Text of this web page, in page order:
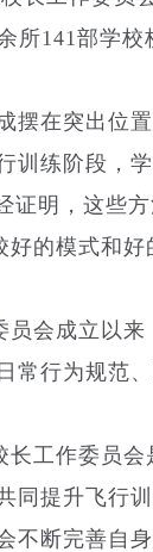
所141部学
摆在突出位
训练阶段，
证明，这些
的模式和
会成立以
常行为规范
工作委员
同提升飞行
断完善自